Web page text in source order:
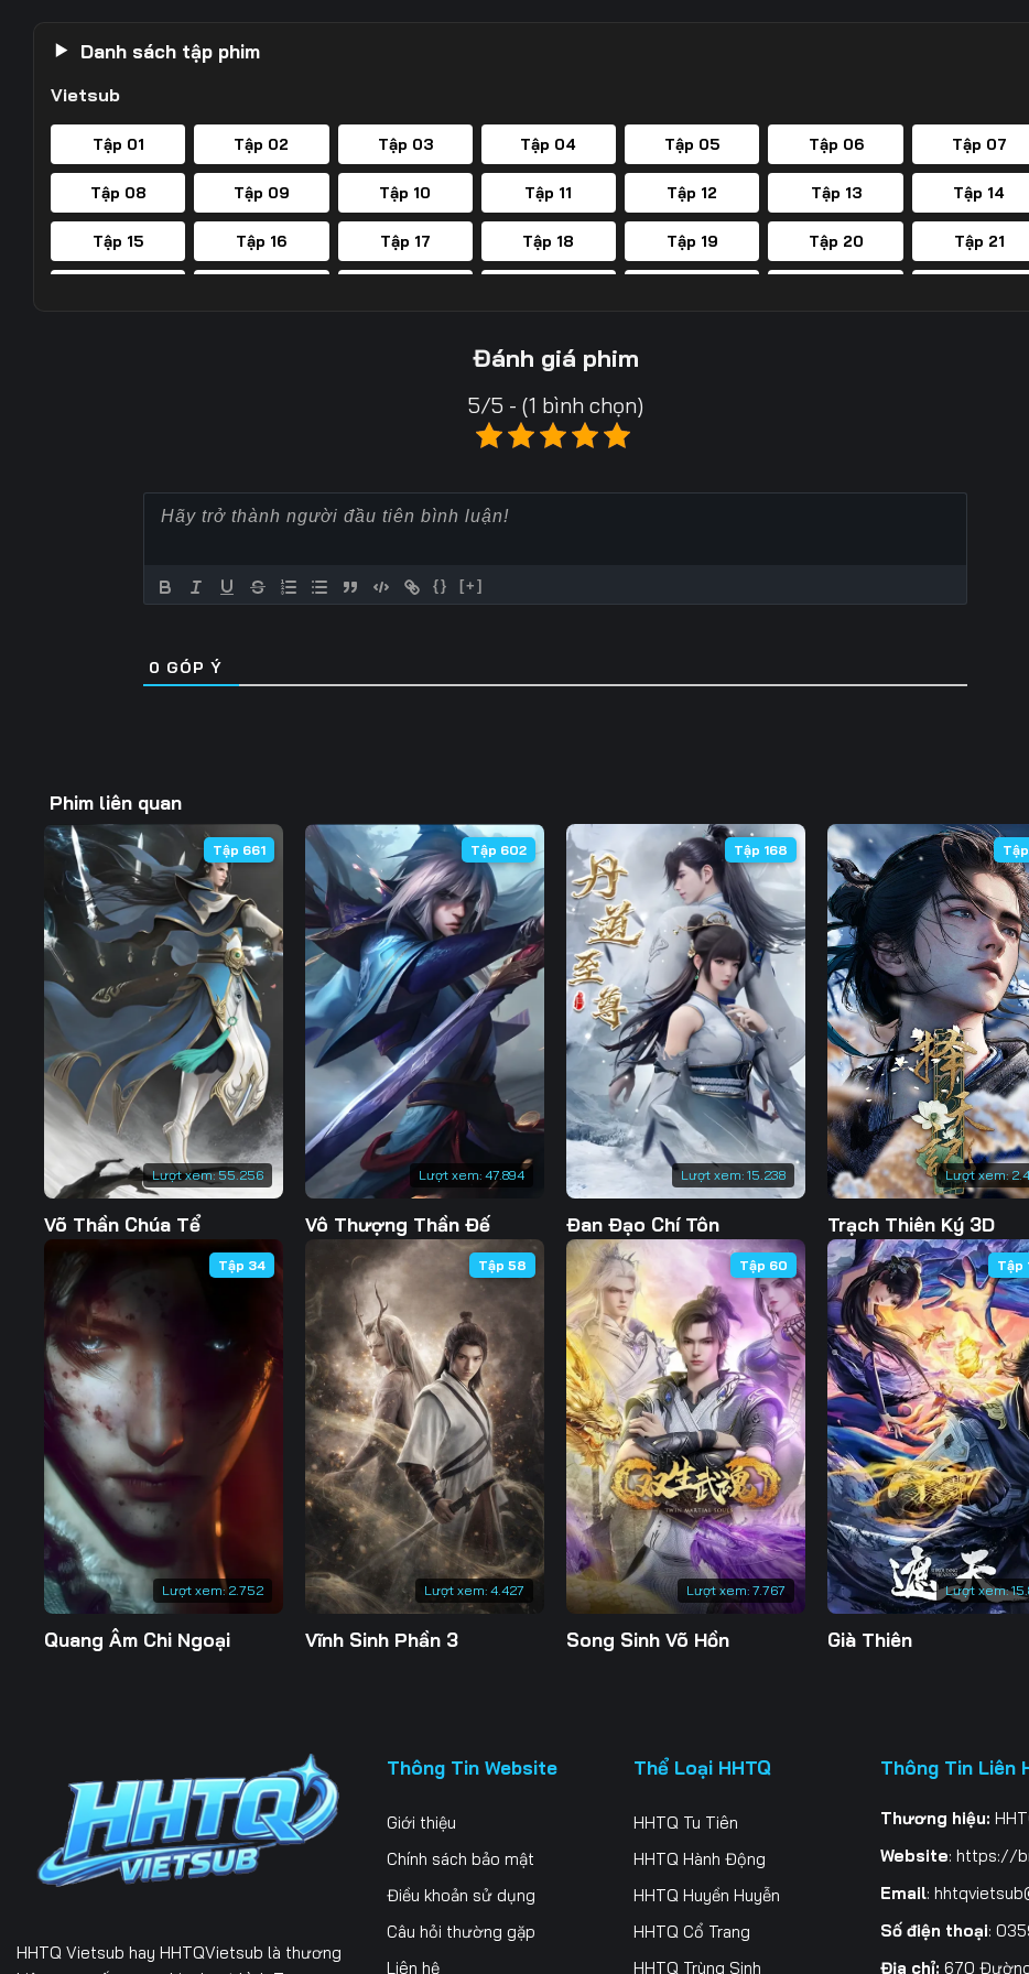
Danh sách tập phim
Vietsub
Tập 01 Tập 02 Tập 03 Tập 04 Tập 05 Tập 06 Tập 07
Tập 08 Tập 09 Tập 10 Tập 11 Tập 12 Tập 13 Tập 14
Tập 15 Tập 16 Tập 17 Tập 18 Tập 19 Tập 20 Tập 21
Tập 46
Tập 65 Tập 66
Tập 99 Tập 100 Tập 101 Tập 102 Tập 103 Tập 104 Tập 105
Tập 106 Tập 107 Tập 108 Tập 109 Tập 110 Tập 111 Tập 112
Tập 113 Tập 114 Tập 115 Tập 116 Tập 117 Tập 118 Tập 119
Tập 120 Tập 121 Tập 122 Tập 123 Tập 124 Tập 125 Tập 126
Tập 127 Tập 128 Tập 129 Tập 130 Tập 131 Tập 132 Tập 133
Tập 134 Tập 135 Tập 136 Tập 137 Tập 138 Tập 139 Tập 140
Tập 141 Tập 142 Tập 143 Tập 144 Tập 145 Tập 146 Tập 147
Tập 148 Tập 149 Tập 150 Tập 151 Tập 152 Tập 153 Tập 154
Tập 155
Tập 163 Tập 164 Tập 165
Đánh giá phim
5/5 - (1 bình chọn)
{} [+]
0 GÓP Ý
Phim liên quan
Lượt xem:55.256
Tập 661
Võ Thần Chúa Tể
Lượt xem: 47.894
Tập 602
Vô Thượng Thần Đế
Lượt xem: 15.238
Tập 168
Đan Đạo Chí Tôn
Lượt xem:
Trạch Thiên Ký 3D
Lượt xem: 2.752
Tập 34
Quang Âm Chi Ngoại
Lượt xem: 4.427
Tập 58
Vĩnh Sinh Phần 3
Lượt xem: 7.767
Tập 60
Song Sinh Võ Hồn
Lượt xem:
Tập
Già Thiên
HHTQ Vietsub hay HHTQVietsub là thương
Thông Tin Website
Giới thiệu
Chính sách bảo mật
Điều khoản sử dụng
Câu hỏi thường gặp
Liên hệ
Thể Loại HHTQ
HHTQ Tu Tiên
HHTQ Hành Động
HHTQ Huyền Huyễn
HHTQ Cổ Trang
HHTQ Trùng Sinh
Thông Tin Liên
Thương hiệu:
Website: https://
Email:
Số điện thoại:
Địa chỉ: 670 Đường